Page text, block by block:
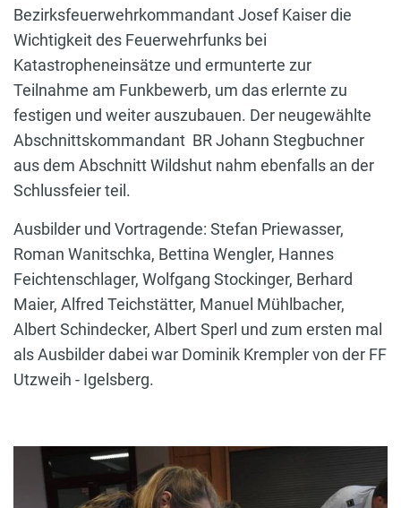
Bezirksfeuerwehrkommandant Josef Kaiser die
Wichtigkeit des Feuerwehrfunks bei
Katastropheneinsätze und ermunterte zur
Teilnahme am Funkbewerb, um das erlernte zu
festigen und weiter auszubauen. Der neugewählte
Abschnittskommandant BR Johann Stegbuchner
aus dem Abschnitt Wildshut nahm ebenfalls an der
Schlussfeier teil.
Ausbilder und Vortragende: Stefan Priewasser,
Roman Wanitschka, Bettina Wengler, Hannes
Feichtenschlager, Wolfgang Stockinger, Berhard
Maier, Alfred Teichstätter, Manuel Mühlbacher,
Albert Schindecker, Albert Sperl und zum ersten mal
als Ausbilder dabei war Dominik Krempler von der FF
Utzweih - Igelsberg.